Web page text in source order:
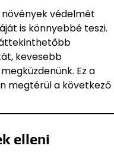
védelmét
is könnyebbé teszi.
kevesebb
Ez a
megtérül a következő
elleni